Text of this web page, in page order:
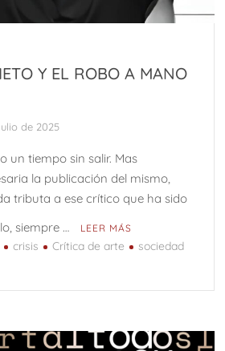
Y EL ROBO A MANO
de 2025
un tiempo sin salir. Mas
la publicación del mismo,
tributa a ese crítico que ha sido
siempre …
LEER MÁS
crisis Crítica de arte
sociedad